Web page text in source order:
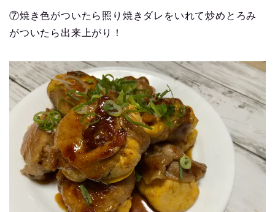
⑦焼き色がついたら照り焼きダレをいれて炒めとろみ
がついたら出来上がり！